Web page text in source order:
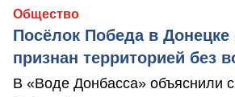
Общество
Посёлок Победа в
признан территорией без
В «Воде Донбасса» объяснили